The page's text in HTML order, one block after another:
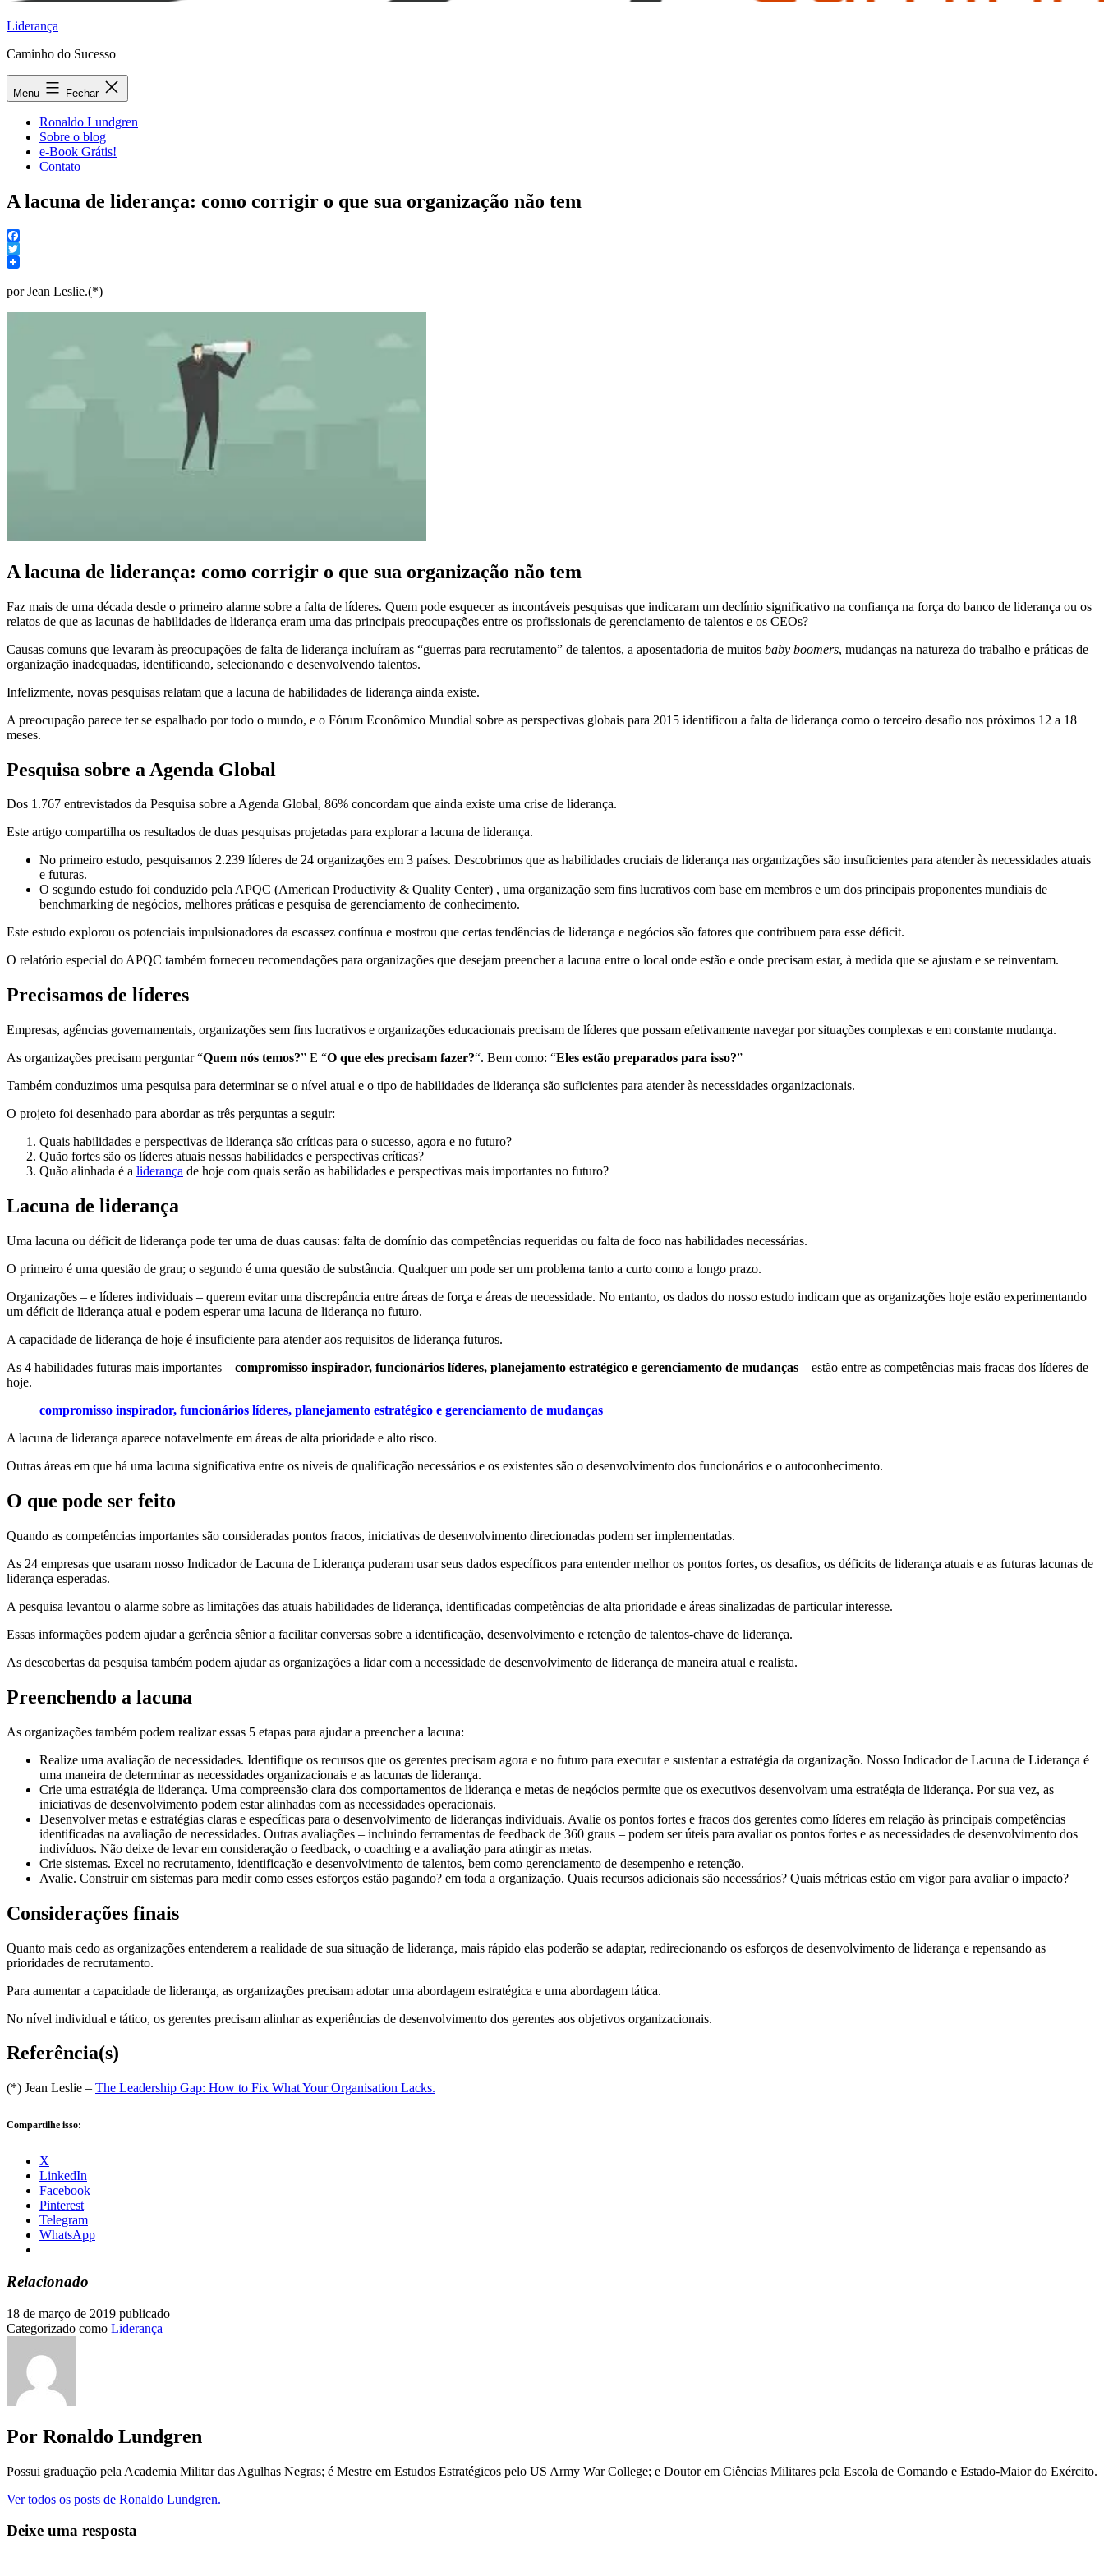
Liderança
Caminho do Sucesso
Menu Fechar
Ronaldo Lundgren
Sobre o blog
e-Book Grátis!
Contato
A lacuna de liderança: como corrigir o que sua organização não tem
Facebook
Twitter
por Jean Leslie.(*)
A lacuna de liderança: como corrigir o que sua organização não tem
Faz mais de uma década desde o primeiro alarme sobre a falta de líderes. Quem pode esquecer as incontáveis ​​pesquisas que indicaram um declínio significativo na confiança na força do banco de liderança ou os
relatos de que as lacunas de habilidades de liderança eram uma das principais preocupações entre os profissionais de gerenciamento de talentos e os CEOs?
Causas comuns que levaram às preocupações de falta de liderança incluíram as “guerras para recrutamento” de talentos, a aposentadoria de muitos baby boomers, mudanças na natureza do trabalho e práticas de
organização inadequadas, identificando, selecionando e desenvolvendo talentos.
Infelizmente, novas pesquisas relatam que a lacuna de habilidades de liderança ainda existe.
A preocupação parece ter se espalhado por todo o mundo, e o Fórum Econômico Mundial sobre as perspectivas globais para 2015 identificou a falta de liderança como o terceiro desafio nos próximos 12 a 18
meses.
Pesquisa sobre a Agenda Global
Dos 1.767 entrevistados da Pesquisa sobre a Agenda Global, 86% concordam que ainda existe uma crise de liderança.
Este artigo compartilha os resultados de duas pesquisas projetadas para explorar a lacuna de liderança.
No primeiro estudo, pesquisamos 2.239 líderes de 24 organizações em 3 países. Descobrimos que as habilidades cruciais de liderança nas organizações são insuficientes para atender às necessidades atuais
e futuras.
O segundo estudo foi conduzido pela APQC (American Productivity & Quality Center) , uma organização sem fins lucrativos com base em membros e um dos principais proponentes mundiais de
benchmarking de negócios, melhores práticas e pesquisa de gerenciamento de conhecimento.
Este estudo explorou os potenciais impulsionadores da escassez contínua e mostrou que certas tendências de liderança e negócios são fatores que contribuem para esse déficit.
O relatório especial do APQC também forneceu recomendações para organizações que desejam preencher a lacuna entre o local onde estão e onde precisam estar, à medida que se ajustam e se reinventam.
Precisamos de líderes
Empresas, agências governamentais, organizações sem fins lucrativos e organizações educacionais precisam de líderes que possam efetivamente navegar por situações complexas e em constante mudança.
As organizações precisam perguntar “Quem nós temos?” E “O que eles precisam fazer?“. Bem como: “Eles estão preparados para isso?”
Também conduzimos uma pesquisa para determinar se o nível atual e o tipo de habilidades de liderança são suficientes para atender às necessidades organizacionais.
O projeto foi desenhado para abordar as três perguntas a seguir:
Quais habilidades e perspectivas de liderança são críticas para o sucesso, agora e no futuro?
Quão fortes são os líderes atuais nessas habilidades e perspectivas críticas?
Quão alinhada é a liderança de hoje com quais serão as habilidades e perspectivas mais importantes no futuro?
Lacuna de liderança
Uma lacuna ou déficit de liderança pode ter uma de duas causas: falta de domínio das competências requeridas ou falta de foco nas habilidades necessárias.
O primeiro é uma questão de grau; o segundo é uma questão de substância. Qualquer um pode ser um problema tanto a curto como a longo prazo.
Organizações – e líderes individuais – querem evitar uma discrepância entre áreas de força e áreas de necessidade. No entanto, os dados do nosso estudo indicam que as organizações hoje estão experimentando
um déficit de liderança atual e podem esperar uma lacuna de liderança no futuro.
A capacidade de liderança de hoje é insuficiente para atender aos requisitos de liderança futuros.
As 4 habilidades futuras mais importantes – compromisso inspirador, funcionários líderes, planejamento estratégico e gerenciamento de mudanças – estão entre as competências mais fracas dos líderes de
hoje.
compromisso inspirador, funcionários líderes, planejamento estratégico e gerenciamento de mudanças
A lacuna de liderança aparece notavelmente em áreas de alta prioridade e alto risco.
Outras áreas em que há uma lacuna significativa entre os níveis de qualificação necessários e os existentes são o desenvolvimento dos funcionários e o autoconhecimento.
O que pode ser feito
Quando as competências importantes são consideradas pontos fracos, iniciativas de desenvolvimento direcionadas podem ser implementadas.
As 24 empresas que usaram nosso Indicador de Lacuna de Liderança puderam usar seus dados específicos para entender melhor os pontos fortes, os desafios, os déficits de liderança atuais e as futuras lacunas de
liderança esperadas.
A pesquisa levantou o alarme sobre as limitações das atuais habilidades de liderança, identificadas competências de alta prioridade e áreas sinalizadas de particular interesse.
Essas informações podem ajudar a gerência sênior a facilitar conversas sobre a identificação, desenvolvimento e retenção de talentos-chave de liderança.
As descobertas da pesquisa também podem ajudar as organizações a lidar com a necessidade de desenvolvimento de liderança de maneira atual e realista.
Preenchendo a lacuna
As organizações também podem realizar essas 5 etapas para ajudar a preencher a lacuna:
Realize uma avaliação de necessidades. Identifique os recursos que os gerentes precisam agora e no futuro para executar e sustentar a estratégia da organização. Nosso Indicador de Lacuna de Liderança é
uma maneira de determinar as necessidades organizacionais e as lacunas de liderança.
Crie uma estratégia de liderança. Uma compreensão clara dos comportamentos de liderança e metas de negócios permite que os executivos desenvolvam uma estratégia de liderança. Por sua vez, as
iniciativas de desenvolvimento podem estar alinhadas com as necessidades operacionais.
Desenvolver metas e estratégias claras e específicas para o desenvolvimento de lideranças individuais. Avalie os pontos fortes e fracos dos gerentes como líderes em relação às principais competências
identificadas na avaliação de necessidades. Outras avaliações – incluindo ferramentas de feedback de 360 ​​graus – podem ser úteis para avaliar os pontos fortes e as necessidades de desenvolvimento dos
indivíduos. Não deixe de levar em consideração o feedback, o coaching e a avaliação para atingir as metas.
Crie sistemas. Excel no recrutamento, identificação e desenvolvimento de talentos, bem como gerenciamento de desempenho e retenção.
Avalie. Construir em sistemas para medir como esses esforços estão pagando? em toda a organização. Quais recursos adicionais são necessários? Quais métricas estão em vigor para avaliar o impacto?
Considerações finais
Quanto mais cedo as organizações entenderem a realidade de sua situação de liderança, mais rápido elas poderão se adaptar, redirecionando os esforços de desenvolvimento de liderança e repensando as
prioridades de recrutamento.
Para aumentar a capacidade de liderança, as organizações precisam adotar uma abordagem estratégica e uma abordagem tática.
No nível individual e tático, os gerentes precisam alinhar as experiências de desenvolvimento dos gerentes aos objetivos organizacionais.
Referência(s)
(*) Jean Leslie – The Leadership Gap: How to Fix What Your Organisation Lacks.
Compartilhe isso:
X
LinkedIn
Facebook
Pinterest
Telegram
WhatsApp
Relacionado
18 de março de 2019 publicado
Categorizado como Liderança
Por Ronaldo Lundgren
Possui graduação pela Academia Militar das Agulhas Negras; é Mestre em Estudos Estratégicos pelo US Army War College; e Doutor em Ciências Militares pela Escola de Comando e Estado-Maior do Exército.
Ver todos os posts de Ronaldo Lundgren.
Deixe uma resposta